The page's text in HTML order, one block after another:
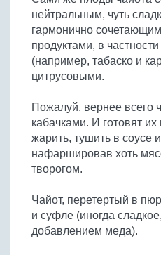
нейтральным, чуть
гармонично
продуктами, в
(например, табаско и
цитрусовыми.
Пожалуй, вернее всего
кабачками. И готовят
жарить, тушить в соусе
нафаршировав хоть
творогом.
Чайот, перетертый в
и суфле (иногда
добавлением меда).